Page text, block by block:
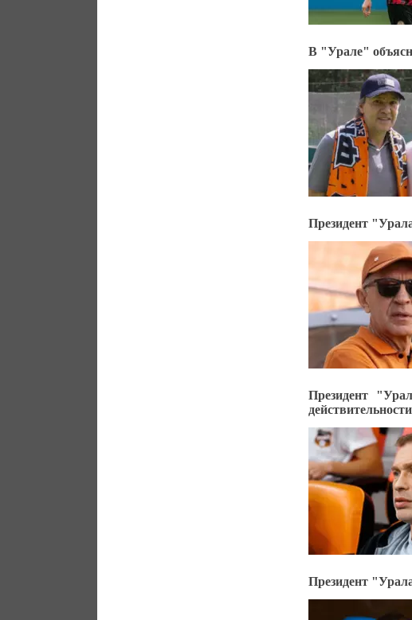
В "Урале"
Президент
Президент
действительности
Президент